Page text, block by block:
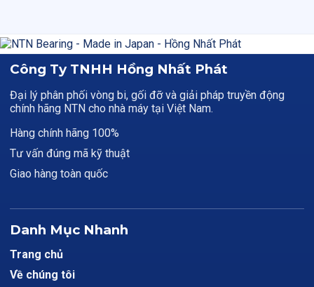
Công Ty TNHH Hồng Nhất Phát
Đại lý phân phối vòng bi, gối đỡ và giải pháp truyền động
chính hãng NTN cho nhà máy tại Việt Nam.
Hàng chính hãng 100%
Tư vấn đúng mã kỹ thuật
Giao hàng toàn quốc
Danh Mục Nhanh
Trang chủ
Về chúng tôi